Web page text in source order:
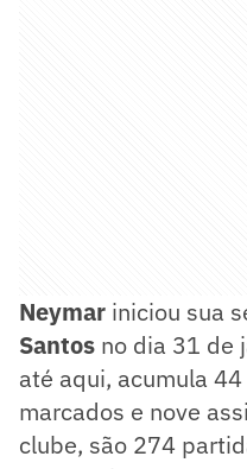
Neymar iniciou sua
Santos no dia 31 de
até aqui, acumula
marcados e nove
clube, são 274